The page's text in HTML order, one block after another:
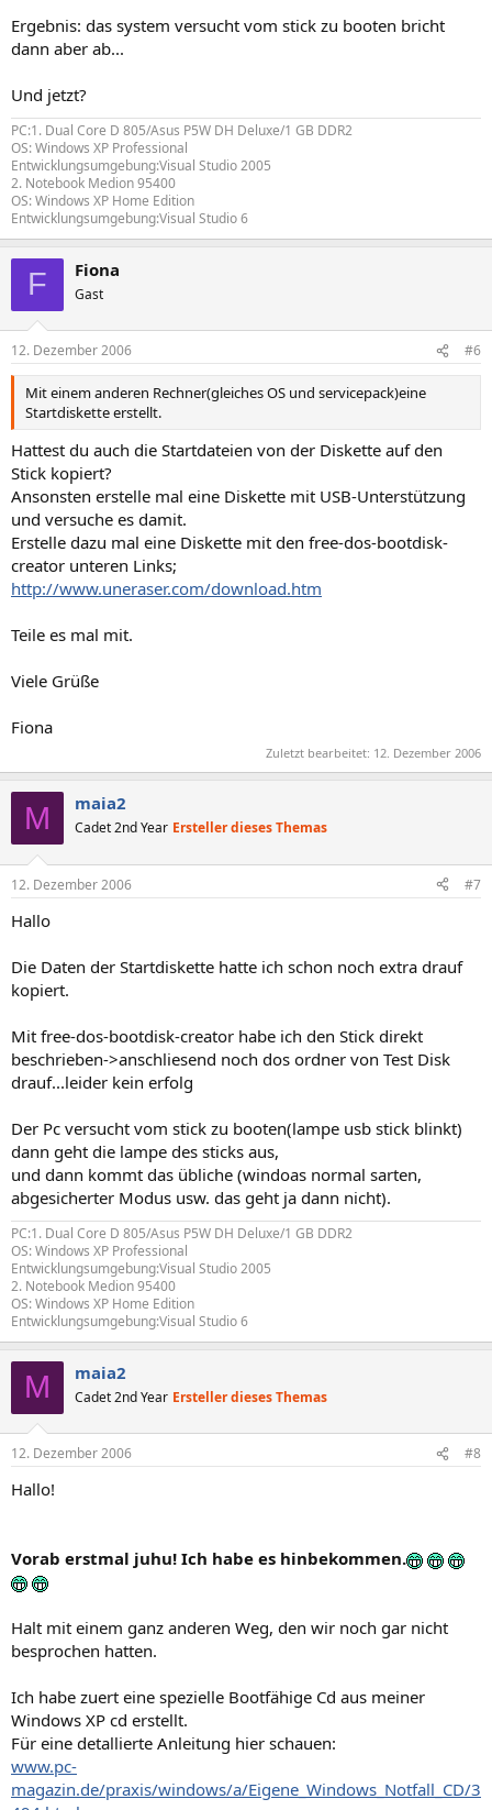
Ergebnis: das system versucht vom stick zu booten bricht
dann aber ab...
Und jetzt?
PC:1. Dual Core D 805/Asus P5W DH Deluxe/1 GB DDR2
OS: Windows XP Professional
Entwicklungsumgebung:Visual Studio 2005
2. Notebook Medion 95400
OS: Windows XP Home Edition
Entwicklungsumgebung:Visual Studio 6
F Fiona
Gast
12. Dezember 2006 #6
Mit einem anderen Rechner(gleiches OS und servicepack)eine
Startdiskette erstellt.
Hattest du auch die Startdateien von der Diskette auf den
Stick kopiert?
Ansonsten erstelle mal eine Diskette mit USB-Unterstützung
und versuche es damit.
Erstelle dazu mal eine Diskette mit den free-dos-bootdisk-
creator unteren Links;
http://www.uneraser.com/download.htm
Teile es mal mit.
Viele Grüße
Fiona
Zuletzt bearbeitet: 12. Dezember 2006
M maia2
Cadet 2nd Year Ersteller dieses Themas
12. Dezember 2006 #7
Hallo
Die Daten der Startdiskette hatte ich schon noch extra drauf
kopiert.
Mit free-dos-bootdisk-creator habe ich den Stick direkt
beschrieben->anschliesend noch dos ordner von Test Disk
drauf...leider kein erfolg
Der Pc versucht vom stick zu booten(lampe usb stick blinkt)
dann geht die lampe des sticks aus,
und dann kommt das übliche (windoas normal sarten,
abgesicherter Modus usw. das geht ja dann nicht).
PC:1. Dual Core D 805/Asus P5W DH Deluxe/1 GB DDR2
OS: Windows XP Professional
Entwicklungsumgebung:Visual Studio 2005
2. Notebook Medion 95400
OS: Windows XP Home Edition
Entwicklungsumgebung:Visual Studio 6
M maia2
Cadet 2nd Year Ersteller dieses Themas
12. Dezember 2006 #8
Hallo!
Vorab erstmal juhu! Ich habe es hinbekommen.
Halt mit einem ganz anderen Weg, den wir noch gar nicht
besprochen hatten.
Ich habe zuert eine spezielle Bootfähige Cd aus meiner
Windows XP cd erstellt.
Für eine detallierte Anleitung hier schauen:
www.pc-
magazin.de/praxis/windows/a/Eigene_Windows_Notfall_CD/3